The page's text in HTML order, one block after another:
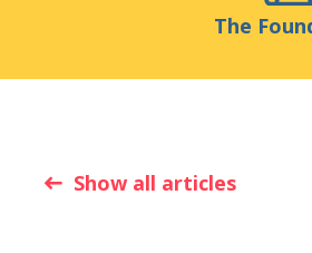
The
Show all articles